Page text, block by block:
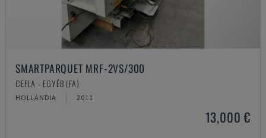
SMARTPARQUET MRF-2VS/300
CEFLA - EGYÉB (FA)
HOLLANDIA 2011
13,000 €